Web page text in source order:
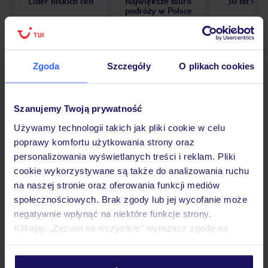
Zgoda Szczegóły O plikach cookies
Szanujemy Twoją prywatność
Używamy technologii takich jak pliki cookie w celu
poprawy komfortu użytkowania strony oraz
personalizowania wyświetlanych treści i reklam. Pliki
cookie wykorzystywane są także do analizowania ruchu
na naszej stronie oraz oferowania funkcji mediów
społecznościowych. Brak zgody lub jej wycofanie może
negatywnie wpłynąć na niektóre funkcje strony.
Klikając „Zezwól na wszystkie” wyrażasz zgodę na
personalizować swój wybór wchodząc w zakładkę
podróży w Polsce
Opinie
Pokoje
Wyżywienie